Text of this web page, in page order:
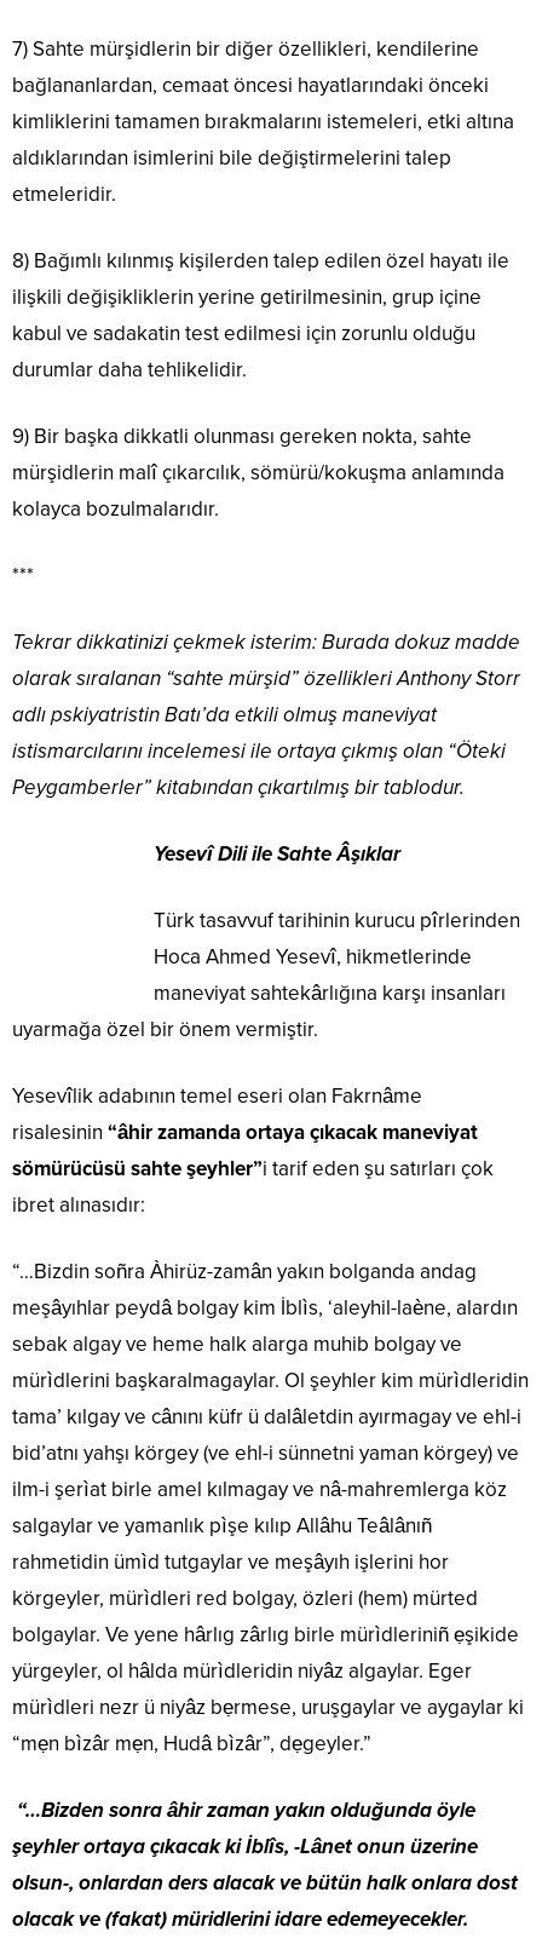
7) Sahte mürşidlerin bir diğer özellikleri, kendilerine
bağlananlardan, cemaat öncesi hayatlarındaki önceki
kimliklerini tamamen bırakmalarını istemeleri, etki altına
aldıklarından isimlerini bile değiştirmelerini talep
etmeleridir.
8) Bağımlı kılınmış kişilerden talep edilen özel hayatı ile
ilişkili değişikliklerin yerine getirilmesinin, grup içine
kabul ve sadakatin test edilmesi için zorunlu olduğu
durumlar daha tehlikelidir.
9) Bir başka dikkatli olunması gereken nokta, sahte
mürşidlerin malî çıkarcılık, sömürü/kokuşma anlamında
kolayca bozulmalarıdır.
***
Tekrar dikkatinizi çekmek isterim: Burada dokuz madde
olarak sıralanan “sahte mürşid” özellikleri Anthony Storr
adlı pskiyatristin Batı’da etkili olmuş maneviyat
istismarcılarını incelemesi ile ortaya çıkmış olan “Öteki
Peygamberler” kitabından çıkartılmış bir tablodur.
Yesevî Dili ile Sahte Âşıklar
Türk tasavvuf tarihinin kurucu pîrlerinden
Hoca Ahmed Yesevî, hikmetlerinde
maneviyat sahtekârlığına karşı insanları
uyarmağa özel bir önem vermiştir.
Yesevîlik adabının temel eseri olan Fakrnâme
risalesinin “âhir zamanda ortaya çıkacak maneviyat
sömürücüsü sahte şeyhler”i tarif eden şu satırları çok
ibret alınasıdır:
“…Bizdin soñra Àhirüz-zamân yakın bolganda andag
meşâyıhlar peydâ bolgay kim İblìs, ‘aleyhil-laène, alardın
sebak algay ve heme halk alarga muhib bolgay ve
mürìdlerini başkaralmagaylar. Ol şeyhler kim mürìdleridin
tama’ kılgay ve cânını küfr ü dalâletdin ayırmagay ve ehl-i
bid’atnı yahşı körgey (ve ehl-i sünnetni yaman körgey) ve
ilm-i şerìat birle amel kılmagay ve nâ-mahremlerga köz
salgaylar ve yamanlık pìşe kılıp Allâhu Teâlânıñ
rahmetidin ümìd tutgaylar ve meşâyıh işlerini hor
körgeyler, mürìdleri red bolgay, özleri (hem) mürted
bolgaylar. Ve yene hârlıg zârlıg birle mürìdleriniñ ẹşikide
yürgeyler, ol hâlda mürìdleridin niyâz algaylar. Eger
mürìdleri nezr ü niyâz bẹrmese, uruşgaylar ve aygaylar ki
“mẹn bìzâr mẹn, Hudâ bìzâr”, dẹgeyler.”
“…Bizden sonra âhir zaman yakın olduğunda öyle
şeyhler ortaya çıkacak ki İblîs, -Lânet onun üzerine
olsun-, onlardan ders alacak ve bütün halk onlara dost
olacak ve (fakat) müridlerini idare edemeyecekler.